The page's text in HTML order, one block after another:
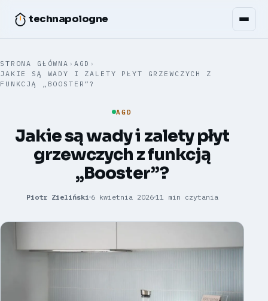
technapologne
STRONA GŁÓWNA › AGD ›
JAKIE SĄ WADY I ZALETY PŁYT GRZEWCZYCH Z
FUNKCJĄ „BOOSTER”?
AGD
Jakie są wady i zalety płyt
grzewczych z funkcją
„Booster”?
Piotr Zieliński 6 kwietnia 2026 11 min czytania